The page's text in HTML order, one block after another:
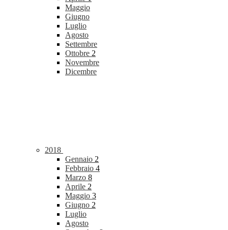
Maggio
Giugno
Luglio
Agosto
Settembre
Ottobre 2
Novembre
Dicembre
2018
Gennaio 2
Febbraio 4
Marzo 8
Aprile 2
Maggio 3
Giugno 2
Luglio
Agosto